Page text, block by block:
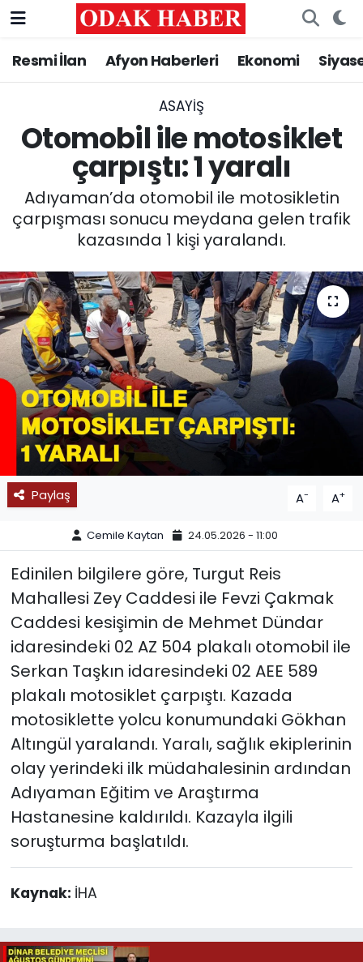
Resmi İlan Afyon Haberleri Ekonomi
ASAYİŞ
Otomobil ile motosiklet
çarpıştı: 1 yaralı
Adıyaman’da otomobil ile motosikletin
çarpışması sonucu meydana gelen trafik
kazasında 1 kişi yaralandı.
Paylaş A- A+
Cemile Kaytan 24.05.2026 - 11:00
Edinilen bilgilere göre, Turgut Reis
Mahallesi Zey Caddesi ile Fevzi Çakmak
Caddesi kesişimin de Mehmet Dündar
idaresindeki 02 AZ 504 plakalı otomobil ile
Serkan Taşkın idaresindeki 02 AEE 589
plakalı motosiklet çarpıştı. Kazada
motosiklette yolcu konumundaki Gökhan
Altıngül yaralandı. Yaralı, sağlık ekiplerinin
olay yerindeki ilk müdahalesinin ardından
Adıyaman Eğitim ve Araştırma
Hastanesine kaldırıldı. Kazayla ilgili
soruşturma başlatıldı.
Kaynak: İHA
AFYONKARAHİSAR HABERLERİ
ASAYİŞ
GÜNCEL
SİYASET
EĞİTİM
MAGAZİN
SAĞLIK
SPOR
11:11 MANŞET
Nöbetçi Eczaneler
Trafik Durumu
Süper Lig Puan Durumu ve Fikstür
Tüm Manşetler
Son Dakika Haberleri
Haber Arşivi